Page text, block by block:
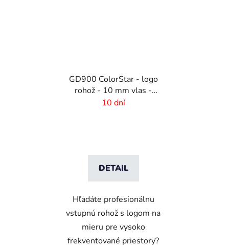
GD900 ColorStar - logo
rohož - 10 mm vlas -
rozmer na mieru
10 dní
DETAIL
Hľadáte profesionálnu
vstupnú rohož s logom na
mieru pre vysoko
frekventované priestory?